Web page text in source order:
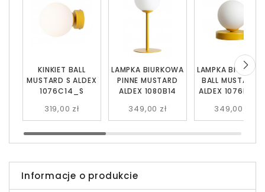
LAMPKA BIURKOWA
PINNE MUSTARD
ALDEX 1080B14
349,00 zł
KINKIET BALL
MUSTARD S ALDEX
1076C14_S
319,00 zł
LAMPKA
BALL MUSTARD S
ALDEX
349,00 zł
Informacje o produkcie